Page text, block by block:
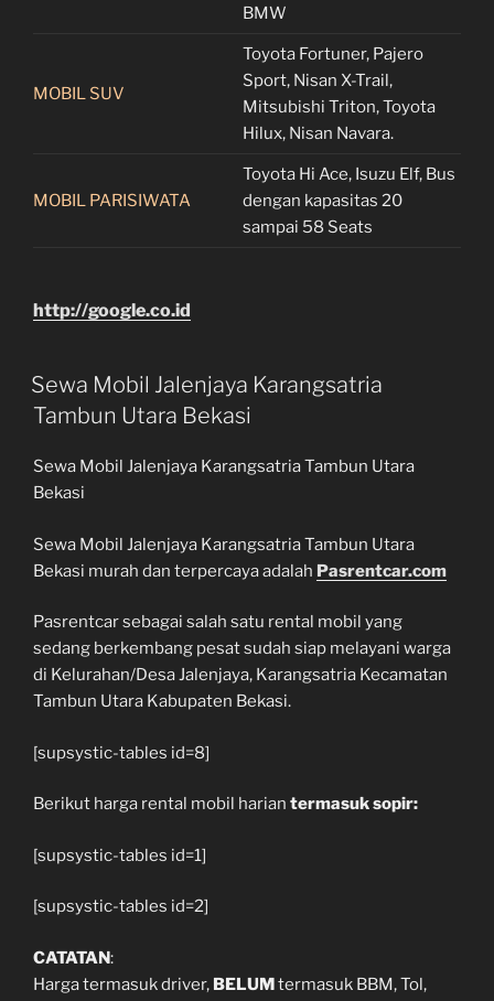
BMW
MOBIL SUV
Toyota Fortuner, Pajero
Sport, Nisan X-Trail,
Mitsubishi Triton, Toyota
Hilux, Nisan Navara.
MOBIL PARISIWATA
Toyota Hi Ace, Isuzu Elf, Bus
dengan kapasitas 20
sampai 58 Seats
http://google.co.id
Sewa Mobil Jalenjaya Karangsatria
Tambun Utara Bekasi
Sewa Mobil Jalenjaya Karangsatria Tambun Utara
Bekasi
Sewa Mobil Jalenjaya Karangsatria Tambun Utara
Bekasi murah dan terpercaya adalah Pasrentcar.com
Pasrentcar sebagai salah satu rental mobil yang
sedang berkembang pesat sudah siap melayani warga
di Kelurahan/Desa Jalenjaya, Karangsatria Kecamatan
Tambun Utara Kabupaten Bekasi.
[supsystic-tables id=8]
Berikut harga rental mobil harian termasuk sopir:
[supsystic-tables id=1]
[supsystic-tables id=2]
CATATAN:
Harga termasuk driver, BELUMtermasuk BBM, Tol,